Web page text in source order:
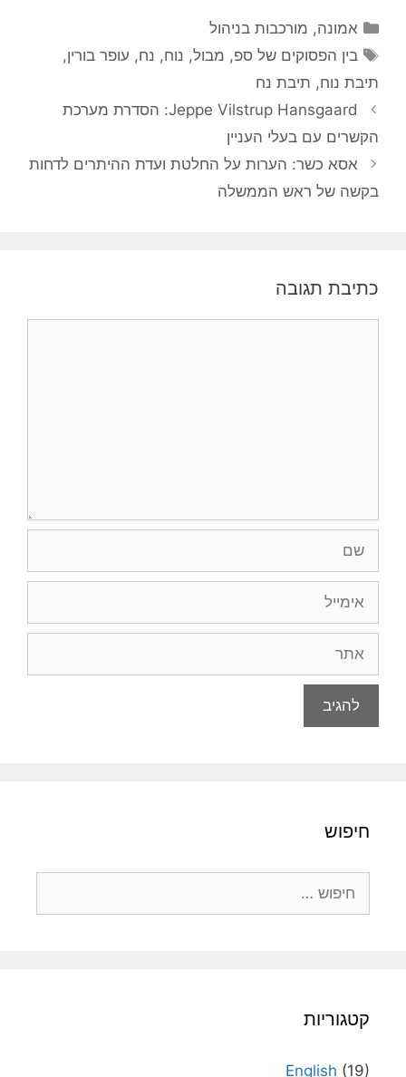
קטגוריות
אמונה, מורכבות בניהול
תגיות
בין הפסוקים של ספ, מבול, נוח, נח, עופר בורין,
תיבת נוח, תיבת נח
Jeppe Vilstrup Hansgaard: הסדרת מערכת
הקשרים עם בעלי העניין
אסא כשר: הערות על החלטת ועדת ההיתרים לדחות
בקשה של ראש הממשלה
כתיבת תגובה
חיפוש
קטגוריות
English (19)